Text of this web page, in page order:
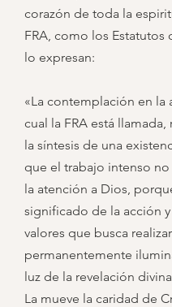
corazón de toda la
FRA, como los Estatutos
lo expresan:
«La contemplación en la
cual la FRA está llamada,
la síntesis de una
que el trabajo intenso
la atención a Dios,
significado de la acción
valores que busca
permanentemente
luz de la revelación
La mueve la caridad de